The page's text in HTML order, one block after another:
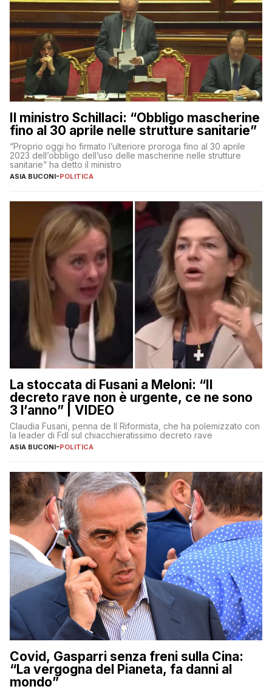
Il ministro Schillaci: “Obbligo mascherine
fino al 30 aprile nelle strutture sanitarie”
“Proprio oggi ho firmato l’ulteriore proroga fino al 30 aprile
2023 dell’obbligo dell’uso delle mascherine nelle strutture
sanitarie” ha detto il ministro
ASIA BUCONI-POLITICA
La stoccata di Fusani a Meloni: “Il
decreto rave non è urgente, ce ne sono
3 l’anno” | VIDEO
Claudia Fusani, penna de Il Riformista, che ha polemizzato con
la leader di FdI sul chiacchieratissimo decreto rave
ASIA BUCONI-POLITICA
Covid, Gasparri senza freni sulla Cina:
“La vergogna del Pianeta, fa danni al
mondo”